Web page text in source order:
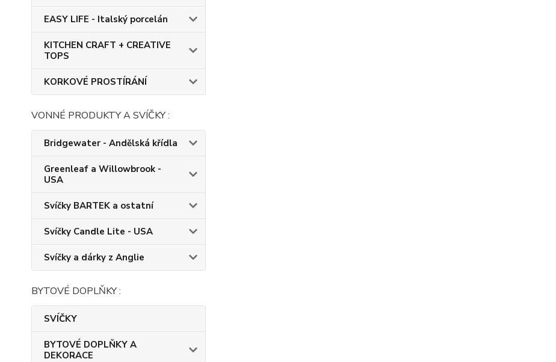
EASY LIFE - Italský porcelán
KITCHEN CRAFT + CREATIVE
TOPS
KORKOVÉ PROSTÍRÁNÍ
VONNÉ PRODUKTY A SVÍČKY :
Bridgewater - Andělská křídla
Greenleaf a Willowbrook -
USA
Svíčky BARTEK a ostatní
Svíčky Candle Lite - USA
Svíčky a dárky z Anglie
BYTOVÉ DOPLŇKY :
SVÍČKY
BYTOVÉ DOPLŇKY A
DEKORACE